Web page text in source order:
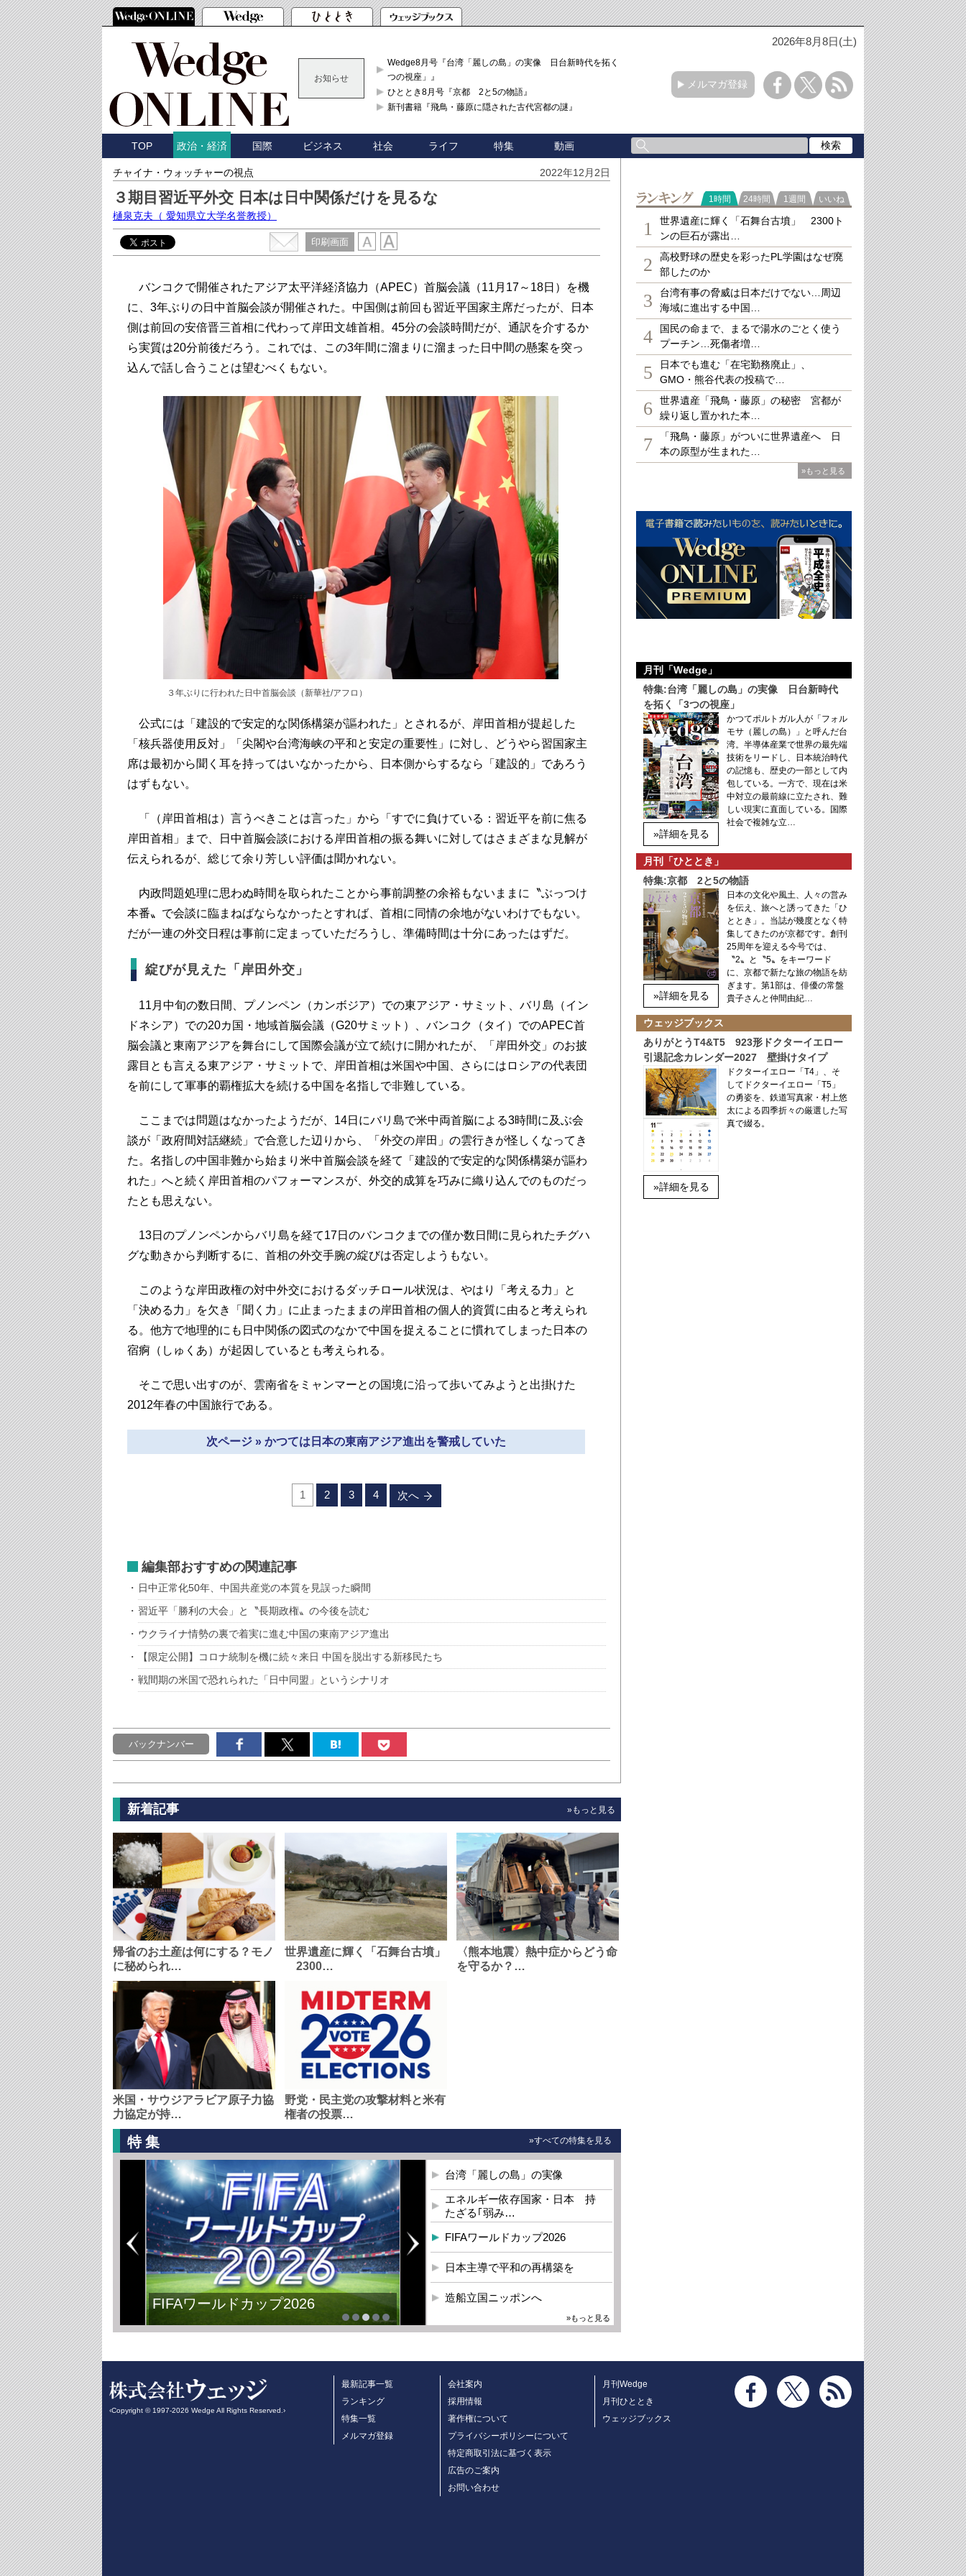
2026年8月8日(土)
お知らせ
Wedge8月号『台湾「麗しの島」の実像 日台新時代を拓く「3
つの視座」』
ひととき8月号『京都 2と5の物語』
新刊書籍『飛鳥・藤原に隠された古代宮都の謎』
メルマガ登録
TOP 政治・経済 国際 ビジネス 社会 ライフ 特集 動画
チャイナ・ウォッチャーの視点 2022年12月2日
３期目習近平外交 日本は日中関係だけを見るな
樋泉克夫 （ 愛知県立大学名誉教授）
印刷画面
バンコクで開催されたアジア太平洋経済協力（APEC）首脳会議（11月17～18日）を機
に、3年ぶりの日中首脳会談が開催された。中国側は前回も習近平国家主席だったが、日本
側は前回の安倍晋三首相に代わって岸田文雄首相。45分の会談時間だが、通訳を介するか
ら実質は20分前後だろう。これでは、この3年間に溜まりに溜まった日中間の懸案を突っ
込んで話し合うことは望むべくもない。
３年ぶりに行われた日中首脳会談（新華社/アフロ）
公式には「建設的で安定的な関係構築が謳われた」とされるが、岸田首相が提起した
「核兵器使用反対」「尖閣や台湾海峡の平和と安定の重要性」に対し、どうやら習国家主
席は最初から聞く耳を持ってはいなかったから、日本側からするなら「建設的」であろう
はずもない。
「（岸田首相は）言うべきことは言った」から「すでに負けている：習近平を前に焦る
岸田首相」まで、日中首脳会談における岸田首相の振る舞いに対してはさまざまな見解が
伝えられるが、総じて余り芳しい評価は聞かれない。
内政問題処理に思わぬ時間を取られたことから事前調整の余裕もないままに〝ぶっつけ
本番〟で会談に臨まねばならなかったとすれば、首相に同情の余地がないわけでもない。
だが一連の外交日程は事前に定まっていただろうし、準備時間は十分にあったはずだ。
綻びが見えた「岸田外交」
11月中旬の数日間、プノンペン（カンボジア）での東アジア・サミット、バリ島（イン
ドネシア）での20カ国・地域首脳会議（G20サミット）、バンコク（タイ）でのAPEC首
脳会議と東南アジアを舞台にして国際会議が立て続けに開かれたが、「岸田外交」のお披
露目とも言える東アジア・サミットで、岸田首相は米国や中国、さらにはロシアの代表団
を前にして軍事的覇権拡大を続ける中国を名指しで非難している。
ここまでは問題はなかったようだが、14日にバリ島で米中両首脳による3時間に及ぶ会
談が「政府間対話継続」で合意した辺りから、「外交の岸田」の雲行きが怪しくなってき
た。名指しの中国非難から始まり米中首脳会談を経て「建設的で安定的な関係構築が謳わ
れた」へと続く岸田首相のパフォーマンスが、外交的成算を巧みに織り込んでのものだっ
たとも思えない。
13日のプノンペンからバリ島を経て17日のバンコクまでの僅か数日間に見られたチグハ
グな動きから判断するに、首相の外交手腕の綻びは否定しようもない。
このような岸田政権の対中外交におけるダッチロール状況は、やはり「考える力」と
「決める力」を欠き「聞く力」に止まったままの岸田首相の個人的資質に由ると考えられ
る。他方で地理的にも日中関係の図式のなかで中国を捉えることに慣れてしまった日本の
宿痾（しゅくあ）が起因しているとも考えられる。
そこで思い出すのが、雲南省をミャンマーとの国境に沿って歩いてみようと出掛けた
2012年春の中国旅行である。
次ページ » かつては日本の東南アジア進出を警戒していた
1 2 3 4 次へ
編集部おすすめの関連記事
日中正常化50年、中国共産党の本質を見誤った瞬間
習近平「勝利の大会」と〝長期政権〟の今後を読む
ウクライナ情勢の裏で着実に進む中国の東南アジア進出
【限定公開】コロナ統制を機に続々来日 中国を脱出する新移民たち
戦間期の米国で恐れられた「日中同盟」というシナリオ
バックナンバー
新着記事 »もっと見る
帰省のお土産は何にする？モノ
に秘められ…
世界遺産に輝く「石舞台古墳」
2300…
〈熊本地震〉熱中症からどう命
を守るか？…
米国・サウジアラビア原子力協
力協定が持…
野党・民主党の攻撃材料と米有
権者の投票…
特集 »すべての特集を見る
FIFAワールドカップ2026
台湾「麗しの島」の実像
エネルギー依存国家・日本 持
たざる｢弱み…
FIFAワールドカップ2026
日本主導で平和の再構築を
造船立国ニッポンへ
»もっと見る
ランキング
1時間 24時間 1週間 いいね
1
世界遺産に輝く「石舞台古墳」 2300ト
ンの巨石が露出…
2
高校野球の歴史を彩ったPL学園はなぜ廃
部したのか
3
台湾有事の脅威は日本だけでない…周辺
海域に進出する中国…
4
国民の命まで、まるで湯水のごとく使う
プーチン…死傷者増…
5
日本でも進む「在宅勤務廃止」、
GMO・熊谷代表の投稿で…
6
世界遺産「飛鳥・藤原」の秘密 宮都が
繰り返し置かれた本…
7
「飛鳥・藤原」がついに世界遺産へ 日
本の原型が生まれた…
»もっと見る
月刊「Wedge」
特集:台湾「麗しの島」の実像 日台新時代
を拓く「3つの視座」
»詳細を見る
かつてポルトガル人が「フォル
モサ（麗しの島）」と呼んだ台
湾。半導体産業で世界の最先端
技術をリードし、日本統治時代
の記憶も、歴史の一部として内
包している。一方で、現在は米
中対立の最前線に立たされ、難
しい現実に直面している。国際
社会で複雑な立…
月刊「ひととき」
特集:京都 2と5の物語
»詳細を見る
日本の文化や風土、人々の営み
を伝え、旅へと誘ってきた「ひ
ととき」。当誌が幾度となく特
集してきたのが京都です。創刊
25周年を迎える今号では、
〝2〟と〝5〟をキーワード
に、京都で新たな旅の物語を紡
ぎます。第1部は、俳優の常盤
貴子さんと仲間由紀…
ウェッジブックス
ありがとうT4&T5 923形ドクターイエロー
引退記念カレンダー2027 壁掛けタイプ
»詳細を見る
ドクターイエロー「T4」、そ
してドクターイエロー「T5」
の勇姿を、鉄道写真家・村上悠
太による四季折々の厳選した写
真で綴る。
‹Copyright © 1997-2026 Wedge All Rights Reserved.›
最新記事一覧
ランキング
特集一覧
メルマガ登録
会社案内
採用情報
著作権について
プライバシーポリシーについて
特定商取引法に基づく表示
広告のご案内
お問い合わせ
月刊Wedge
月刊ひととき
ウェッジブックス